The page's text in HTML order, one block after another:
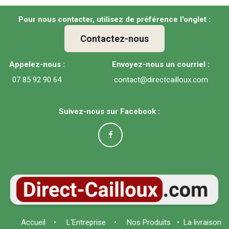
Pour nous contacter, utilisez de préférence l'onglet :
Contactez-nous
Appelez-nous :
07 85 92 90 64
Envoyez-nous un courriel :
contact@directcailloux.com
Suivez-nous sur Facebook :
Accue​il • L'Entreprise • Nos Produits • La livraison